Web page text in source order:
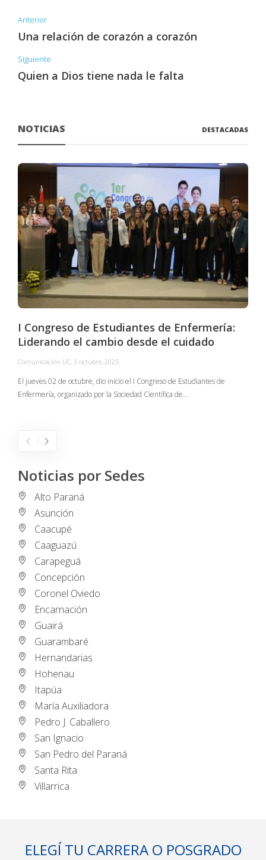
Anterior
Una relación de corazón a corazón
Siguiente
Quien a Dios tiene nada le falta
NOTICIAS DESTACADAS
I Congreso de Estudiantes de Enfermería:
Liderando el cambio desde el cuidado
Comunicación UC, 3 octubre, 2025
El jueves 02 de octubre, dio inicio el I Congreso de Estudiantes de
Enfermería, organizado por la Sociedad Científica de…
Noticias por Sedes
Alto Paraná
Asunción
Caacupé
Caaguazú
Carapeguá
Concepción
Coronel Oviedo
Encarnación
Guairá
Guarambaré
Hernandarias
Hohenau
Itapúa
María Auxiliadora
Pedro J. Caballero
San Ignacio
San Pedro del Paraná
Santa Rita
Villarrica
ELEGÍ TU CARRERA O POSGRADO